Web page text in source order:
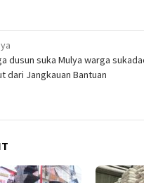
dusun suka Mulya warga
dari Jangkauan Bantuan